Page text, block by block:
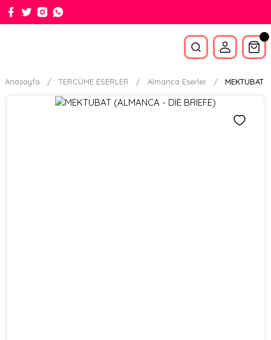
Anasayfa TERCÜME ESERLER Almanca Eserler MEKTUBAT